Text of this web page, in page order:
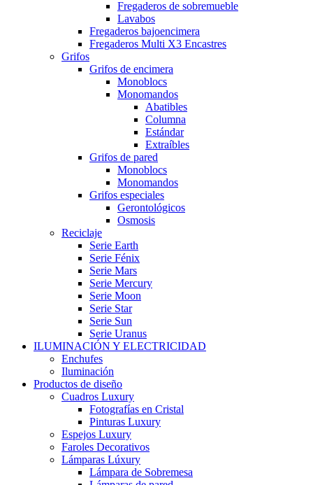
Fregaderos de sobremueble
Lavabos
Fregaderos bajoencimera
Fregaderos Multi X3 Encastres
Grifos
Grifos de encimera
Monoblocs
Monomandos
Abatibles
Columna
Estándar
Extraíbles
Grifos de pared
Monoblocs
Monomandos
Grifos especiales
Gerontológicos
Osmosis
Reciclaje
Serie Earth
Serie Fénix
Serie Mars
Serie Mercury
Serie Moon
Serie Star
Serie Sun
Serie Uranus
ILUMINACIÓN Y ELECTRICIDAD
Enchufes
Iluminación
Productos de diseño
Cuadros Luxury
Fotografías en Cristal
Pinturas Luxury
Espejos Luxury
Faroles Decorativos
Lámparas Lúxury
Lámpara de Sobremesa